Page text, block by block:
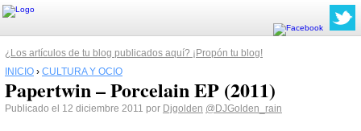
¿Los artículos de tu blog publicados aquí? ¡Propón tu blog!
INICIO › CULTURA Y OCIO
Papertwin – Porcelain EP (2011)
Publicado el 12 diciembre 2011 por Djgolden @DJGolden_rain